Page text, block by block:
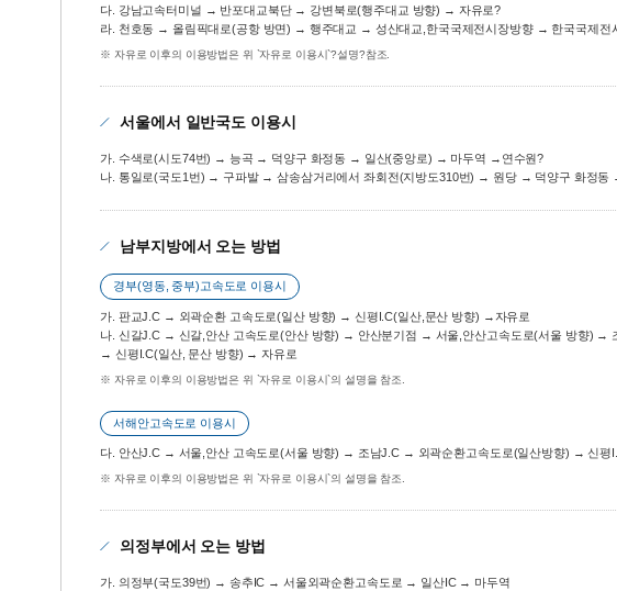
다. 강남고속터미널 → 반포대교북단 → 강변북로(행주대교 방향) → 자유로?
라. 천호동 → 올림픽대로(공항 방면) → 행주대교 → 성산대교,한국국제전시장방향 → 한국국제전
※ 자유로 이후의 이용방법은 위 `자유로 이용시`?설명?참조.
서울에서 일반국도 이용시
가. 수색로(시도74번) → 능곡 → 덕양구 화정동 → 일산(중앙로) → 마두역 →연수원?
나. 통일로(국도1번) → 구파발 → 삼송삼거리에서 좌회전(지방도310번) → 원당 → 덕양구 화정
남부지방에서 오는 방법
경부(영동, 중부)고속도로 이용시
가. 판교J.C → 외곽순환 고속도로(일산 방향) → 신평I.C(일산,문산 방향) →자유로
나. 신갈J.C → 신갈,안산 고속도로(안산 방향) → 안산분기점 → 서울,안산고속도로(서울 방향) →
→ 신평I.C(일산, 문산 방향) → 자유로
※ 자유로 이후의 이용방법은 위 `자유로 이용시`의 설명을 참조.
서해안고속도로 이용시
다. 안산J.C → 서울,안산 고속도로(서울 방향) → 조남J.C → 외곽순환고속도로(일산방향) → 신평
※ 자유로 이후의 이용방법은 위 `자유로 이용시`의 설명을 참조.
의정부에서 오는 방법
가. 의정부(국도39번) → 송추IC → 서울외곽순환고속도로 → 일산IC → 마두역